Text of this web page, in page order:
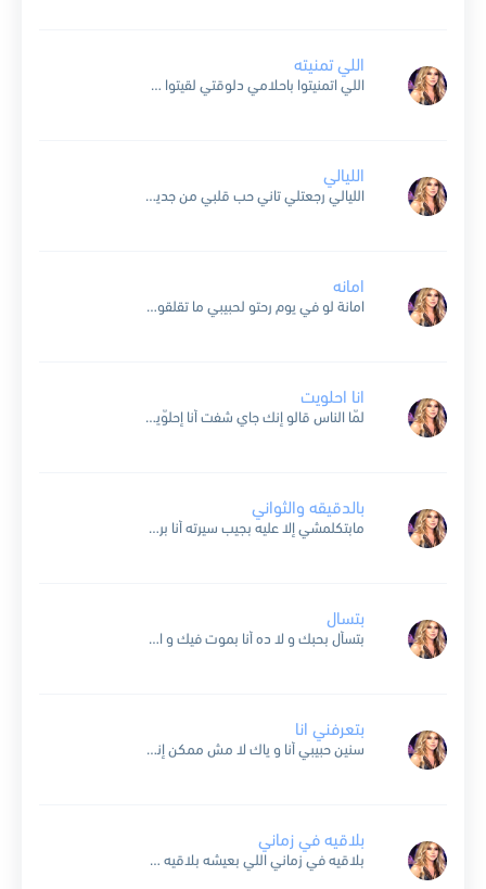
اللي تمنيته
اللي اتمنيتوا باحلامي دلوقتي لقيتوا حبيت الدنيا وايامي علشان حبيتوا مش حسيب في عمري ثواني غير ماعيشها وياه ده اللي يوم ما قلبو ناداني خدني مني لهواه ياااه انا عشت...
الليالي
الليالي رجعتلي تاني حب قلبي من جديد بعد غيبه جاني راح نداني خلى عمري كله عيد كنت فين يا شاغللي هوايا كنت فين ياللي قلبك معايا ليالي .. ليالي .....
امانه
امانة لو في يوم رحتو لحبيبي ما تقلقوش راحتو مشتاقة انا ليه بوسولي عينيه وهاتولي حاجة من ريحته صالحوني عليه .. دنا من بعديه بعد نجومي بالوحدة لا عين بتنام...
انا احلويت
لمّا الناس قالو إنك جاي شفت أنا إحلوّيت إزّاي أصل إنت المرّة دي واحشني ولو إنّك على طول نسّاي لمّا قالولي حبيبك جاي شفت أنا إحلوّيت إزّاي أنا حبّيت يا...
بالدقيقه والثواني
مابتكلمشي إلا عليه بجيب سيرته أنا برتاح بعيش طول عمري أفكر فيه و عمري ما قولت ماضي وراح بالدقيقه والثواني لسه فاكره يوم ما جاني وكل ثانيه أنا عشتها وياه...
بتسال
بتسأل بحبك و لا ده أنا بموت فيك و الله و قلبي عليك و حتى في بعدك عني بحبك فوق ما بيخطر عليك بقولك إيه إسأل عينيك ح تقولك إيه...
بتعرفني انا
سنين حبيبي أنا و ياك لا مش ممكن إنساك من بالي ما تروح حنين بغيابك مش حنين من دونك صار أنين لعندك بدي روح بتعرفني أنا يا حبيبي قلبي معلق...
بلاقيه في زماني
بلاقيه في زماني اللي بعيشه بلاقيه في أماني اللي بحسّه بلاقيه في حنيني اللي عيوني بتشوفه و بتسمع حسّه و أنا ضيّ زماني ضيّه و بحبّ الحبّ زيّه و هواه...